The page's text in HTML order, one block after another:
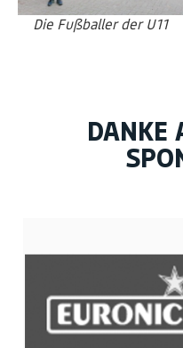
Die Fußballer der U11
DANKE